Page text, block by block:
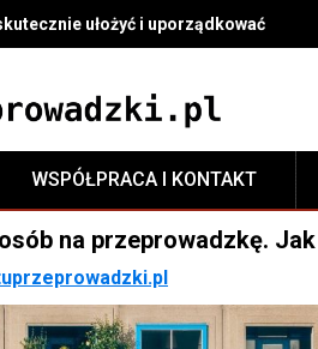
ułożyć i uporządkować
WSPÓŁPRACA I KONTAKT
na przeprowadzkę.